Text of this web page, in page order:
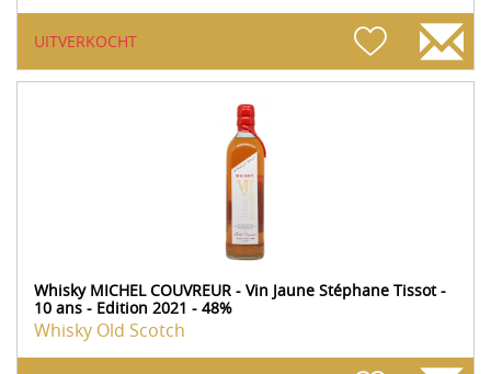
UITVERKOCHT
Whisky MICHEL COUVREUR - Vin Jaune Stéphane Tissot -
10 ans - Edition 2021 - 48%
Whisky Old Scotch